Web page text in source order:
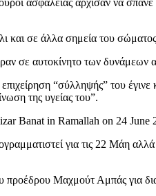
και σε άλλα σημεία του
σε αυτοκίνητο των
“σύλληψής” του έγινε
της υγείας του”.
για τις 22 Μάη
προέδρου Μαχμούτ Αμπάς για